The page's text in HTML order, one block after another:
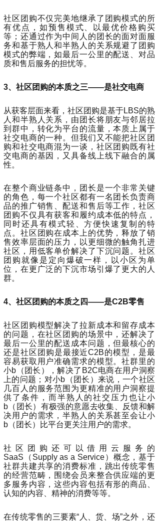
社区团购不仅完美地继承了团购模式的所
有优点，如预售模式、以最优价格购买
等；还通过作为中间人的团长的面对面服
务和基于熟人和半熟人的关系规避了团购
模式的弊端，如最后一公里的配送、对品
质和售后服务的担忧等。
3、社区团购的本质之三——是社交电商
从获客层面来看，社区团购是基于LBS的熟
人和半熟人关系，由团长将朋友与邻居拉
到群中，转化为平台的流量，本质上属于
社交电商的一种。但我们又不能把社区团
购和社交电商混为一谈，社区团购既有社
交电商的基因，又具备线上线下融合的属
性。
在整个商业链条中，团长是一个非常关键
的角色，每一个社区都有一名团长负责商
品的推广销售、配送和售后等工作，社区
团购不仅具有获客和履约成本低的特点，
同时还具有模式轻、方便快速复制的特
点。社区团购在成本上的优势，释放了销
售效率层面的压力，以更细微的触角扎进
社区，用低客单价解决了下沉问题。社区
团购就像是定向爆破一样，以小区为单
位，在更广泛的下沉市场引爆了更大的人
群。
4、社区团购的本质之四——是C2B零售
社区团购模型解决了拉新成本和留存成本
的问题，在社区团购的场景中，还解决了
最后一公里的配送成本问题，但最核心的
还是社区团购是最接近C2B的模型，是最
容易获取用户准确需求的模型。社群里的
小b（团长），解决了B2C电商在用户洞察
上的问题；对小b（团长）来说，一个社区
几百人的服务范围为更精准的用户洞察提
供了条件，而半熟人的社交压力也让小
b（团长）有极强的意愿去收集、反馈和解
决用户的需求，半熟人的关系甚至会让小
b（团长）比平台更关注用户的需求。
社区团购还可以借用云服务的
SaaS（Supply as a Service）概念，基于
社群共建共享的消费标准，跳出传统零售
的经营范畴，围绕会员来整合供应端的更
多服务内容，这些内容包括有形的商品、
认知的内容、精神的消费等等。
在传统零售的三要素“人、货、场”之外，还